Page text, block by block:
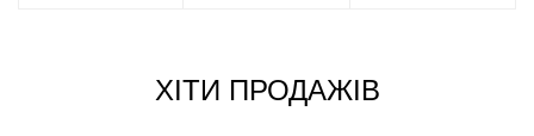
ХІТИ ПРОДАЖІВ